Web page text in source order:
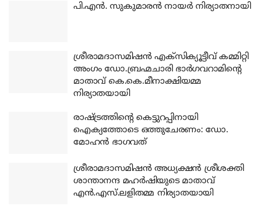
പി.എന്‍. സുകുമാരന്‍ നായര്‍ നിര്യാതനായി
ശ്രീരാമദാസമിഷന്‍ എക്‌സിക്യൂട്ടീവ് കമ്മിറ്റി
അംഗം ഡോ.ബ്രഹ്മചാരി ഭാര്‍ഗവറാമിന്റെ
മാതാവ് കെ.കെ.മീനാക്ഷിയമ്മ
നിര്യാതയായി
രാഷ്ട്രത്തിന്റെ കെട്ടുറപ്പിനായി
ഐക്യത്തോടെ ഒത്തുചേരണം: ഡോ.
മോഹന്‍ ഭാഗവത്
ശ്രീരാമദാസമിഷന്‍ അധ്യക്ഷന്‍ ശ്രീശക്തി
ശാന്താനന്ദ മഹര്‍ഷിയുടെ മാതാവ്
എന്‍.എസ്.ലളിതമ്മ നിര്യാതയായി